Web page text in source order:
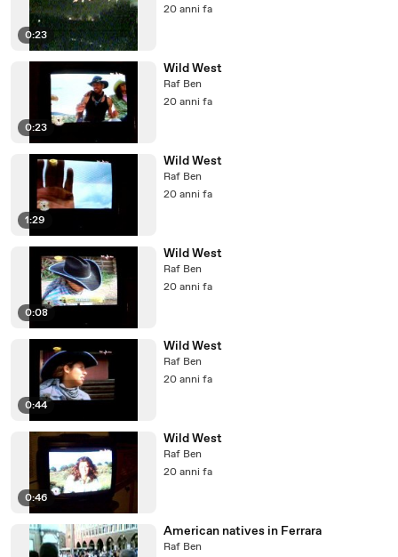
0:23
20 anni fa
0:23
Wild West
Raf Ben
20 anni fa
1:29
Wild West
Raf Ben
20 anni fa
0:08
Wild West
Raf Ben
20 anni fa
0:44
Wild West
Raf Ben
20 anni fa
0:46
Wild West
Raf Ben
20 anni fa
American natives in Ferrara
Raf Ben